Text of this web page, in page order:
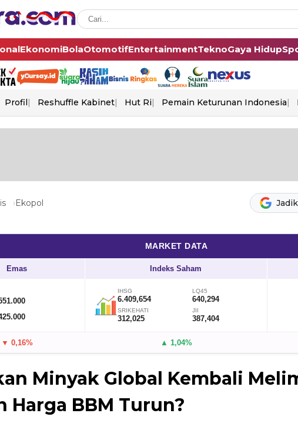
EkonomiBolaOtomotifEntertainmentTeknoGaya Hidup
Profil Reshuffle Kabinet Hut Ri Pemain Keturunan Indonesia
Ekopol
MARKET DATA
Emas Indeks Saham
IHSG
6.409,654
LQ45
640,294
SRIKEHATI
312,025
JII
387,404
▼ 0,16% ▲ 1,04%
Minyak Global Kembali
Harga BBM Turun?